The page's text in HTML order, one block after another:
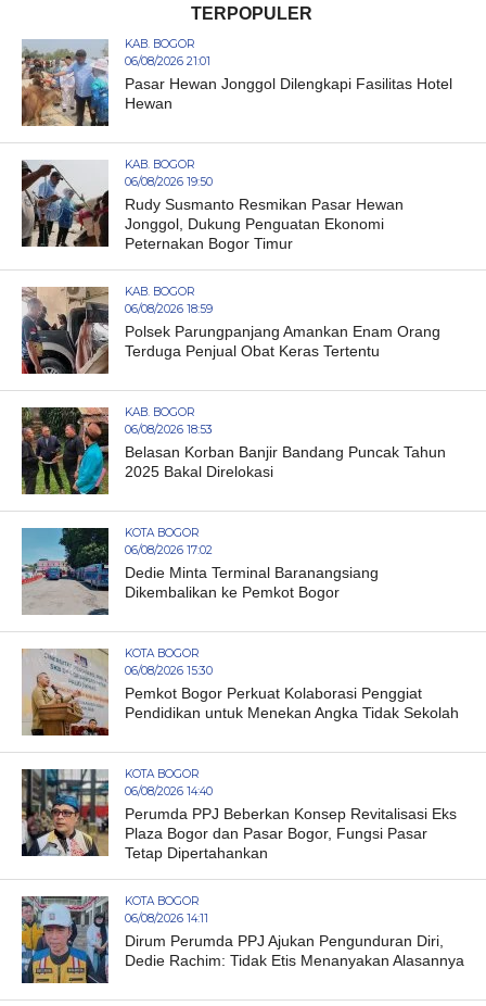
TERPOPULER
KAB. BOGOR
06/08/2026 21:01
Pasar Hewan Jonggol Dilengkapi Fasilitas Hotel
Hewan
KAB. BOGOR
06/08/2026 19:50
Rudy Susmanto Resmikan Pasar Hewan
Jonggol, Dukung Penguatan Ekonomi
Peternakan Bogor Timur
KAB. BOGOR
06/08/2026 18:59
Polsek Parungpanjang Amankan Enam Orang
Terduga Penjual Obat Keras Tertentu
KAB. BOGOR
06/08/2026 18:53
Belasan Korban Banjir Bandang Puncak Tahun
2025 Bakal Direlokasi
KOTA BOGOR
06/08/2026 17:02
Dedie Minta Terminal Baranangsiang
Dikembalikan ke Pemkot Bogor
KOTA BOGOR
06/08/2026 15:30
Pemkot Bogor Perkuat Kolaborasi Penggiat
Pendidikan untuk Menekan Angka Tidak Sekolah
KOTA BOGOR
06/08/2026 14:40
Perumda PPJ Beberkan Konsep Revitalisasi Eks
Plaza Bogor dan Pasar Bogor, Fungsi Pasar
Tetap Dipertahankan
KOTA BOGOR
06/08/2026 14:11
Dirum Perumda PPJ Ajukan Pengunduran Diri,
Dedie Rachim: Tidak Etis Menanyakan Alasannya